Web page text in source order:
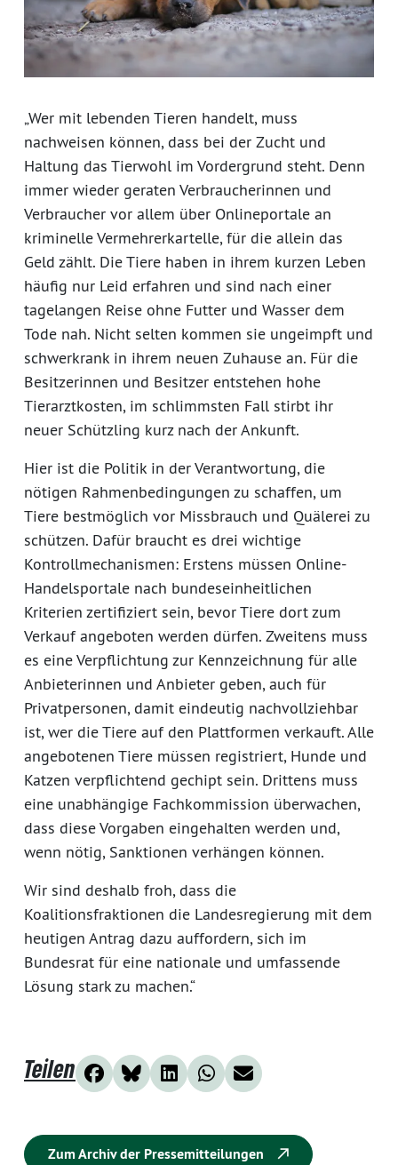
„Wer mit lebenden Tieren handelt, muss
nachweisen können, dass bei der Zucht und
Haltung das Tierwohl im Vordergrund steht. Denn
immer wieder geraten Verbraucherinnen und
Verbraucher vor allem über Onlineportale an
kriminelle Vermehrerkartelle, für die allein das
Geld zählt. Die Tiere haben in ihrem kurzen Leben
häufig nur Leid erfahren und sind nach einer
tagelangen Reise ohne Futter und Wasser dem
Tode nah. Nicht selten kommen sie ungeimpft und
schwerkrank in ihrem neuen Zuhause an. Für die
Besitzerinnen und Besitzer entstehen hohe
Tierarztkosten, im schlimmsten Fall stirbt ihr
neuer Schützling kurz nach der Ankunft.
Hier ist die Politik in der Verantwortung, die
nötigen Rahmenbedingungen zu schaffen, um
Tiere bestmöglich vor Missbrauch und Quälerei zu
schützen. Dafür braucht es drei wichtige
Kontrollmechanismen: Erstens müssen Online-
Handelsportale nach bundeseinheitlichen
Kriterien zertifiziert sein, bevor Tiere dort zum
Verkauf angeboten werden dürfen. Zweitens muss
es eine Verpflichtung zur Kennzeichnung für alle
Anbieterinnen und Anbieter geben, auch für
Privatpersonen, damit eindeutig nachvollziehbar
ist, wer die Tiere auf den Plattformen verkauft. Alle
angebotenen Tiere müssen registriert, Hunde und
Katzen verpflichtend gechipt sein. Drittens muss
eine unabhängige Fachkommission überwachen,
dass diese Vorgaben eingehalten werden und,
wenn nötig, Sanktionen verhängen können.
Wir sind deshalb froh, dass die
Koalitionsfraktionen die Landesregierung mit dem
heutigen Antrag dazu auffordern, sich im
Bundesrat für eine nationale und umfassende
Lösung stark zu machen.“
Teilen
Zum Archiv der Pressemitteilungen